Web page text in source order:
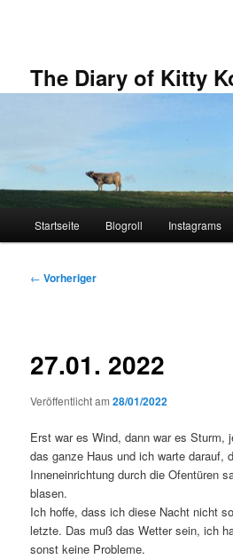
The Diary of Kitty
Startseite Blogroll Instagrams
Beitragsnavigation
← Vorheriger
27.01. 2022
Veröffentlicht am28/01/2022
Erst war es Wind, dann war es Sturm,
das ganze Haus und ich warte darauf,
Inneneinrichtung durch die Ofentüren
blasen.
Ich hoffe, dass ich diese Nacht nicht
letzte. Das muß das Wetter sein, ich
sonst keine Probleme.